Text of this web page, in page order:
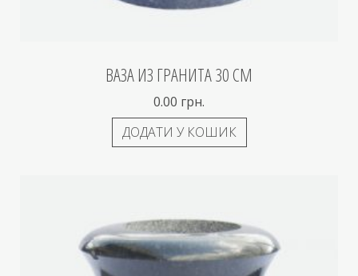
ВАЗА ИЗ ГРАНИТА 30 СМ
0.00 грн.
ДОДАТИ У КОШИК